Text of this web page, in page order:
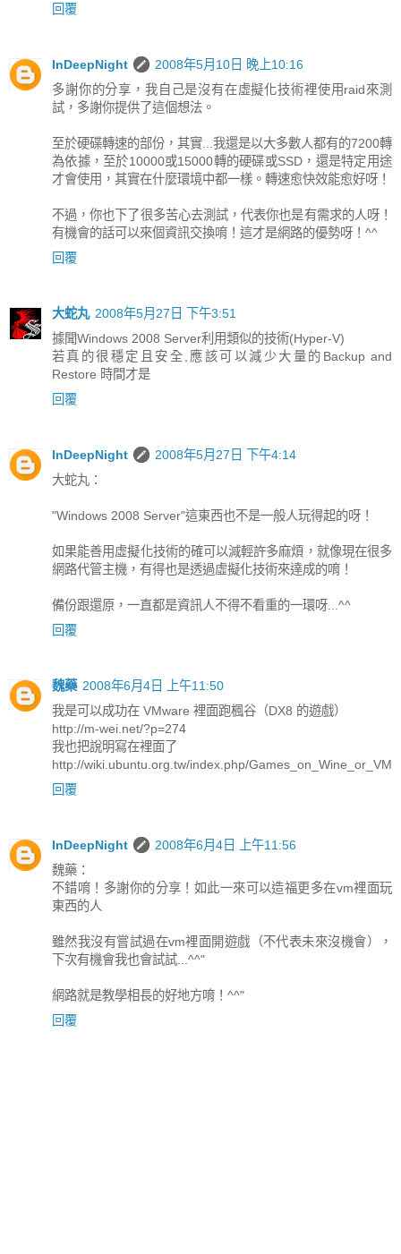
回覆
InDeepNight
2008年5月10日 晚上10:16
多謝你的分享，我自己是沒有在虛擬化技術裡使用raid來測
試，多謝你提供了這個想法。
至於硬碟轉速的部份，其實...我還是以大多數人都有的7200轉
為依據，至於10000或15000轉的硬碟或SSD，還是特定用途
才會使用，其實在什麼環境中都一樣。轉速愈快效能愈好呀！
不過，你也下了很多苦心去測試，代表你也是有需求的人呀！
有機會的話可以來個資訊交換唷！這才是網路的優勢呀！^^
回覆
大蛇丸 2008年5月27日 下午3:51
據聞Windows 2008 Server利用類似的技術(Hyper-V)
若真的很穩定且安全,應該可以減少大量的Backup and
Restore 時間才是
回覆
InDeepNight
2008年5月27日 下午4:14
大蛇丸：
"Windows 2008 Server"這東西也不是一般人玩得起的呀！
如果能善用虛擬化技術的確可以減輕許多麻煩，就像現在很多
網路代管主機，有得也是透過虛擬化技術來達成的唷！
備份跟還原，一直都是資訊人不得不看重的一環呀...^^
回覆
魏藥 2008年6月4日 上午11:50
我是可以成功在 VMware 裡面跑楓谷（DX8 的遊戲）
http://m-wei.net/?p=274
我也把說明寫在裡面了
http://wiki.ubuntu.org.tw/index.php/Games_on_Wine_or_VM
回覆
InDeepNight
2008年6月4日 上午11:56
魏藥：
不錯唷！多謝你的分享！如此一來可以造福更多在vm裡面玩
東西的人
雖然我沒有嘗試過在vm裡面開遊戲（不代表未來沒機會），
下次有機會我也會試試...^^"
網路就是教學相長的好地方唷！^^"
回覆